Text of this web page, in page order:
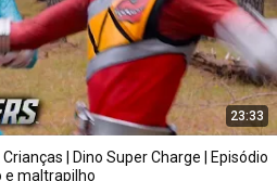
23:33
| Dino Super Charge | Episódio
e maltrapilho